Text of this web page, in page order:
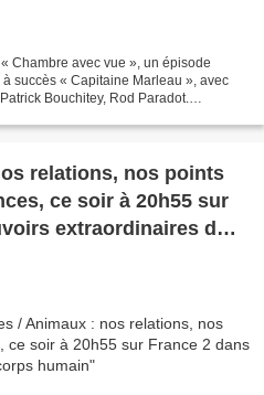
Chambre avec vue », un épisode
succès « Capitaine Marleau », avec
Bouchitey, Rod Paradot.
relations, nos points
ce soir à 20h55 sur
extraordinaires du